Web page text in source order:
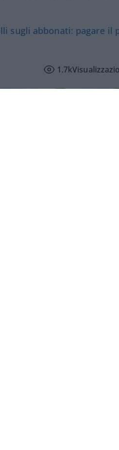
sugli abbonati: pagare il
1.7k